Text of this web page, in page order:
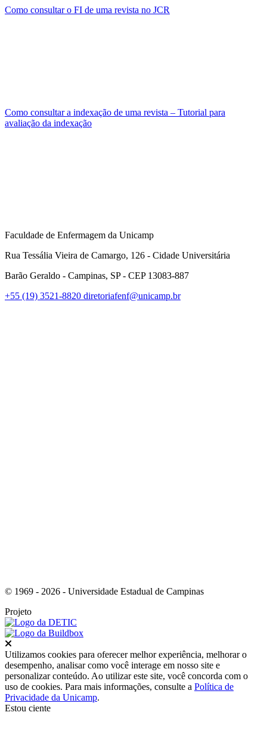
Como consultar o FI de uma revista no JCR
Como consultar a indexação de uma revista – Tutorial para
avaliação da indexação
Faculdade de Enfermagem da Unicamp
Rua Tessália Vieira de Camargo, 126 - Cidade Universitária
Barão Geraldo - Campinas, SP - CEP 13083-887
+55 (19) 3521-8820 diretoriafenf@unicamp.br
© 1969 - 2026 - Universidade Estadual de Campinas
Projeto
Utilizamos cookies para oferecer melhor experiência, melhorar o
desempenho, analisar como você interage em nosso site e
personalizar conteúdo. Ao utilizar este site, você concorda com o
uso de cookies. Para mais informações, consulte a Política de
Privacidade da Unicamp.
Estou ciente